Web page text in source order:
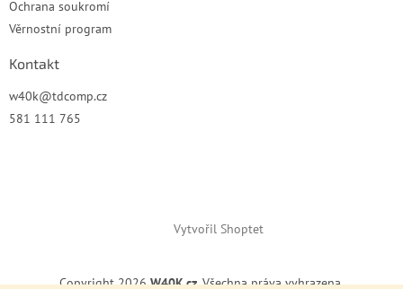
Ochrana soukromí
Věrnostní program
Kontakt
w40k@tdcomp.cz
581 111 765
Vytvořil Shoptet
Copyright 2026W40K.cz. Všechna práva vyhrazena.